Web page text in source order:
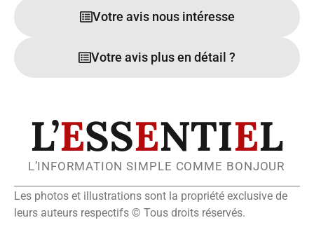
Votre avis nous intéresse
Votre avis plus en détail ?
L’ESSENTIEL
L’INFORMATION SIMPLE COMME BONJOUR
Les photos et illustrations sont la propriété exclusive de
leurs auteurs respectifs © Tous droits réservés.